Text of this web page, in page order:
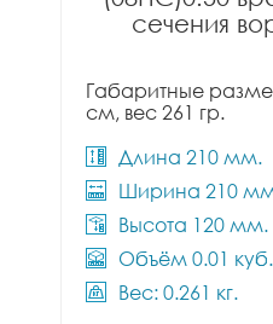
сечения
Габаритные
см, вес 261 гр.
Длина 210 мм.
Ширина 210
Высота 120 мм.
Объём 0.01
Вес: 0.261 кг.